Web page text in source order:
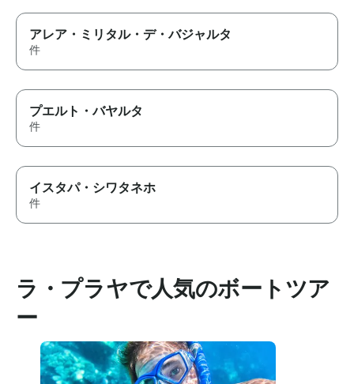
アレア・ミリタル・デ・バジャルタ
件
プエルト・バヤルタ
件
イスタパ・シワタネホ
件
ラ・プラヤで人気のボートツア
ー